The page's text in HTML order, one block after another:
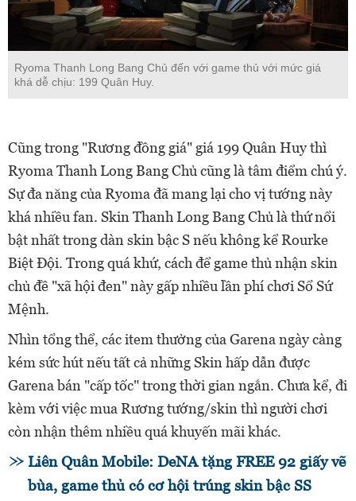
Ryoma Thanh Long Bang Chủ đến với game thủ với mức giá
khá dễ chịu: 199 Quân Huy.
Cũng trong "Rương đồng giá" giá 199 Quân Huy thì
Ryoma Thanh Long Bang Chủ cũng là tâm điểm chú ý.
Sự đa năng của Ryoma đã mang lại cho vị tướng này
khá nhiều fan. Skin Thanh Long Bang Chủ là thứ nổi
bật nhất trong dàn skin bậc S nếu không kể Rourke
Biệt Đội. Trong quá khứ, cách để game thủ nhận skin
chủ đề "xã hội đen" này gấp nhiều lần phí chơi Sổ Sứ
Mệnh.
Nhìn tổng thể, các item thưởng của Garena ngày càng
kém sức hút nếu tất cả những Skin hấp dẫn được
Garena bán "cấp tốc" trong thời gian ngắn. Chưa kể, đi
kèm với việc mua Rương tướng/skin thì người chơi
còn nhận thêm nhiều quá khuyến mãi khác.
Liên Quân Mobile: DeNA tặng FREE 92 giấy vẽ
bùa, game thủ có cơ hội trúng skin bậc SS